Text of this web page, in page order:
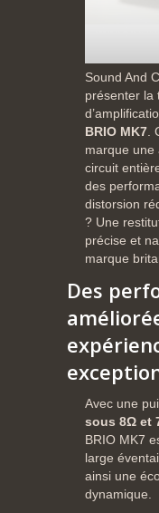
Sound And
présenter la
BRIO MK7
marque une
circuit
des
distorsion
? Une
précise et
marque
Des
Avec une
sous 8Ω et
BRIO MK7
large
ainsi une
dynamique.